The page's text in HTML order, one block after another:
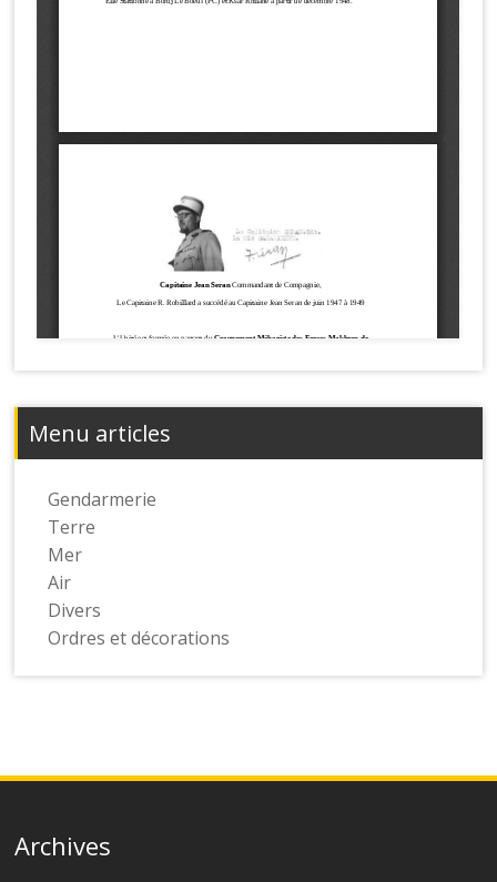
Menu articles
Gendarmerie
Terre
Mer
Air
Divers
Ordres et décorations
Archives